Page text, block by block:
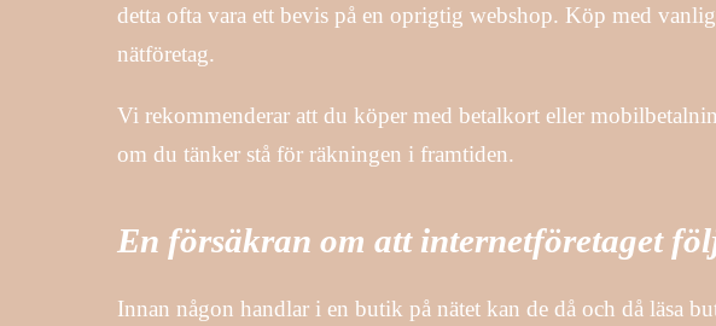
detta ofta vara ett bevis på en oprigtig webshop. Köp med
nätföretag.
Vi rekommenderar att du köper med betalkort eller
om du tänker stå för räkningen i framtiden.
En försäkran om att internetföretaget
Innan någon handlar i en butik på nätet kan de då och då läsa